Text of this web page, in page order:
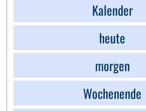
Kalender
heute
morgen
Wochenende